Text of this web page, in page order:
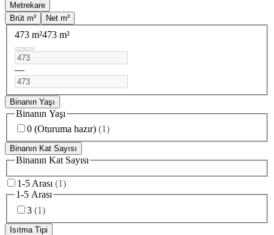
Metrekare
Brüt m²
Net m²
473 m²473 m²
—
Binanın Yaşı
Binanın Yaşı
0 (Oturuma hazır) (1)
Binanın Kat Sayısı
Binanın Kat Sayısı
1-5 Arası (1)
1-5 Arası
3 (1)
Isıtma Tipi